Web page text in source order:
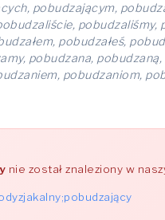
pobudzającym,
pobudzaliśmy,
pobudzałeś,
pobudzana,
pobudzaniom,
nie został znaleziony w